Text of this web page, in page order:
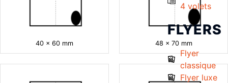
4 volets
FLYERS
Flyer
classique
Flyer luxe
40 x 60 mm 48 x 70 mm